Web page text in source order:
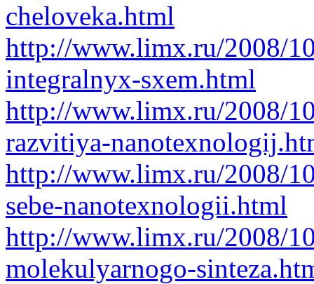
cheloveka.html
http://www.limx.ru/2008/
integralnyx-sxem.html
http://www.limx.ru/2008/
razvitiya-
http://www.limx.ru/2008/
sebe-nanotexnologii.html
http://www.limx.ru/2008/
molekulyarnogo-